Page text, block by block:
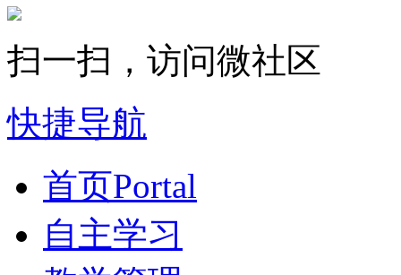
扫一扫，访问微社区
快捷导航
首页Portal
自主学习